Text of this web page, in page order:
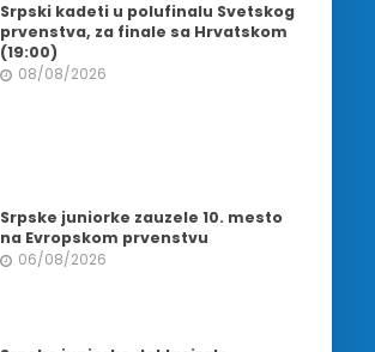
Srpski kadeti u polufinalu Svetskog
prvenstva, za finale sa Hrvatskom
(19:00)
08/08/2026
Srpske juniorke zauzele 10. mesto
na Evropskom prvenstvu
06/08/2026